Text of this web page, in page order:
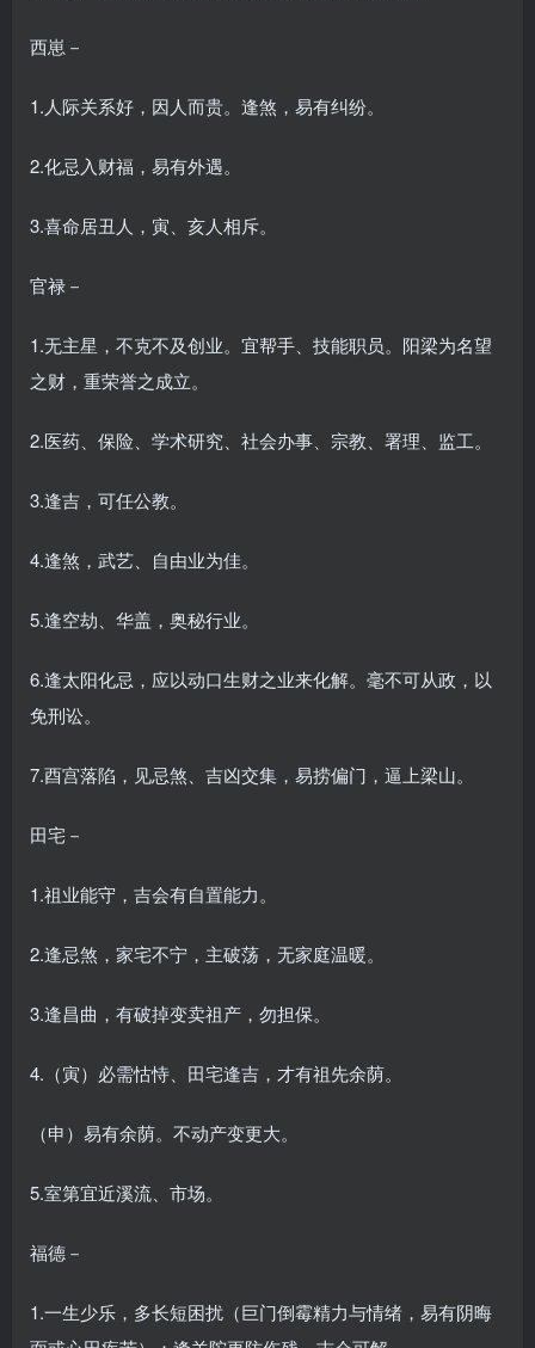
西崽－
1.人际关系好，因人而贵。逢煞，易有纠纷。
2.化忌入财福，易有外遇。
3.喜命居丑人，寅、亥人相斥。
官禄－
1.无主星，不克不及创业。宜帮手、技能职员。阳梁为名望
之财，重荣誉之成立。
2.医药、保险、学术研究、社会办事、宗教、署理、监工。
3.逢吉，可任公教。
4.逢煞，武艺、自由业为佳。
5.逢空劫、华盖，奥秘行业。
6.逢太阳化忌，应以动口生财之业来化解。毫不可从政，以
免刑讼。
7.酉宫落陷，见忌煞、吉凶交集，易捞偏门，逼上梁山。
田宅－
1.祖业能守，吉会有自置能力。
2.逢忌煞，家宅不宁，主破荡，无家庭温暖。
3.逢昌曲，有破掉变卖祖产，勿担保。
4.（寅）必需怙恃、田宅逢吉，才有祖先余荫。
（申）易有余荫。不动产变更大。
5.室第宜近溪流、市场。
福德－
1.一生少乐，多长短困扰（巨门倒霉精力与情绪，易有阴晦